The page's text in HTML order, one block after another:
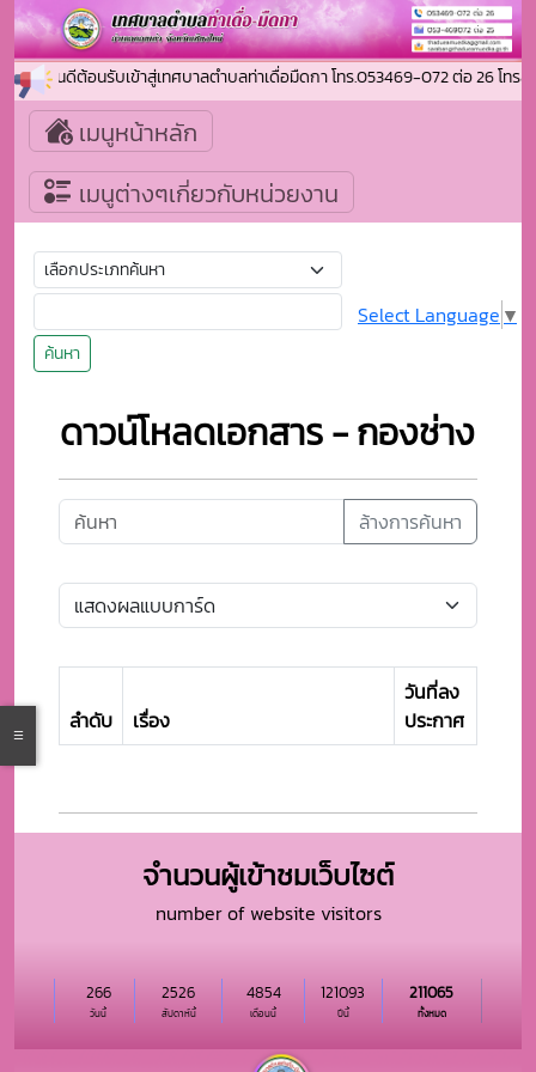
ยินดีต้อนรับเข้าสู่เทศบาลตำบลท่าเดื่อมืดกา โทร.053469-072 ต่อ 26 โทร
เมนูหน้าหลัก
เมนูต่างๆเกี่ยวกับหน่วยงาน
ค้นหา
Select Language ▼
ดาวน์โหลดเอกสาร - กองช่าง
ล้างการค้นหา
ลำดับ เรื่อง
วันที่ลง
ประกาศ
จำนวนผู้เข้าชมเว็บไซต์
number of website visitors
วันนี้
266
สัปดาห์นี้
2526
เดือนนี้
4854
ปีนี้
121093
ทั้งหมด
211065